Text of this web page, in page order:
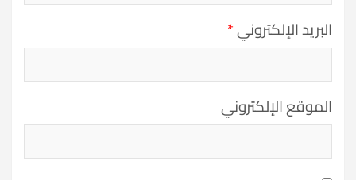
البريد الإلكتروني*
الموقع الإلكتروني